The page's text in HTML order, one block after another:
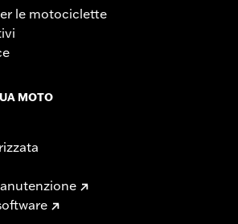
le motociclette
MOTO